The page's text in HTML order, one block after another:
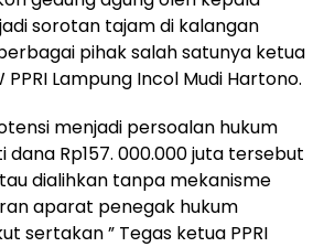
sorotan tajam di kalangan
pihak salah satunya ketua
Lampung Incol Mudi Hartono.
menjadi persoalan hukum
dana Rp157. 000.000 juta tersebut
dialihkan tanpa mekanisme
aparat penegak hukum
sertakan ” Tegas ketua PPRI